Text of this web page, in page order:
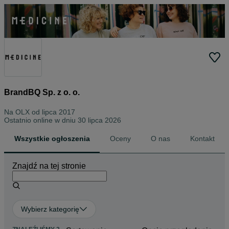
BrandBQ Sp. z o. o.
Na OLX od lipca 2017
Ostatnio online w dniu 30 lipca 2026
Wszystkie ogłoszenia Oceny O nas Kontakt
Znajdź na tej stronie
Wybierz kategorię